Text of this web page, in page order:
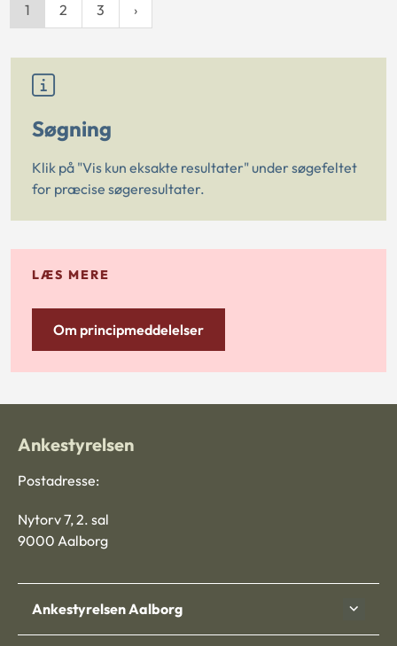
1 2 3
Søgning
Klik på "Vis kun eksakte resultater" under søgefeltet
for præcise søgeresultater.
LÆS MERE
Om principmeddelelser
Ankestyrelsen
Postadresse:
Nytorv 7, 2. sal
9000 Aalborg
Ankestyrelsen Aalborg